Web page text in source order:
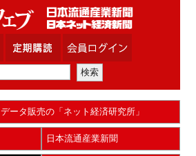
データ販売の「ネット経済研究所」
日本流通産業新聞